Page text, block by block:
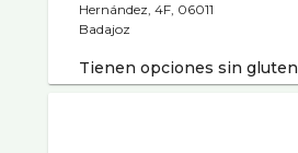
Hernández, 4F, 06011
Badajoz
Tienen opciones sin gluten